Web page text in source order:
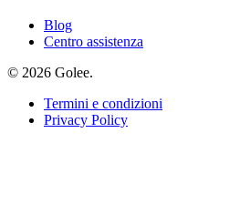
Blog
Centro assistenza
© 2026 Golee.
Termini e condizioni
Privacy Policy